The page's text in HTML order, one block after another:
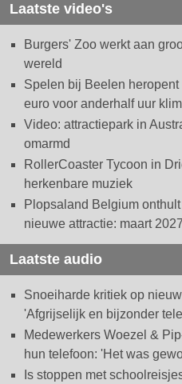
Laatste video's
Burgers' Zoo werkt aan
wereld
Spelen bij Beelen
euro voor anderhalf uur
Video: attractiepark in
omarmd
RollerCoaster Tycoon in
herkenbare muziek
Plopsaland Belgium
nieuwe attractie: maart 2027
Laatste audio
Snoeiharde kritiek op
'Afgrijselijk en bijzonder
Medewerkers Woezel &
hun telefoon: 'Het was
Is stoppen met